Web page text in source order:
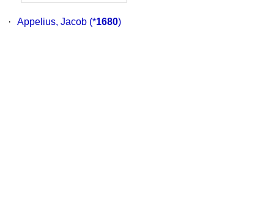
· Appelius, Jacob (*1680)